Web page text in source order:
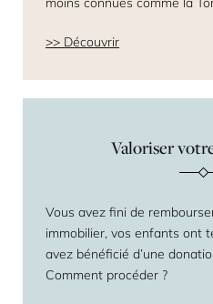
Découvrir
Valoriser
Vous avez fini de
immobilier, vos enfants ont
avez bénéficié d’une
Comment procéder ?